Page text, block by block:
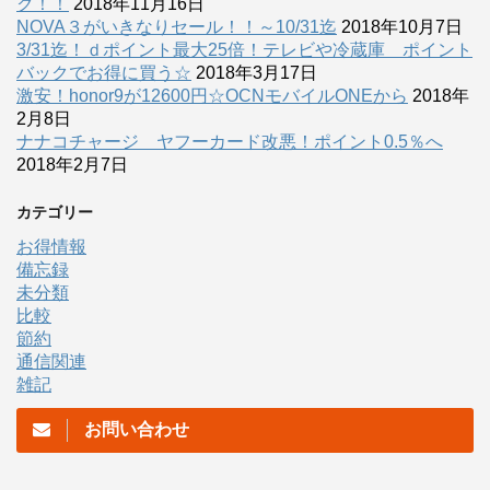
NOVA３がいきなりセール！！～10/31迄 2018年10月7日
3/31迄！ｄポイント最大25倍！テレビや冷蔵庫 ポイント
バックでお得に買う☆ 2018年3月17日
激安！honor9が12600円☆OCNモバイルONEから 2018年
2月8日
ナナコチャージ ヤフーカード改悪！ポイント0.5％へ
2018年2月7日
カテゴリー
お得情報
備忘録
未分類
比較
節約
通信関連
雑記
お問い合わせ